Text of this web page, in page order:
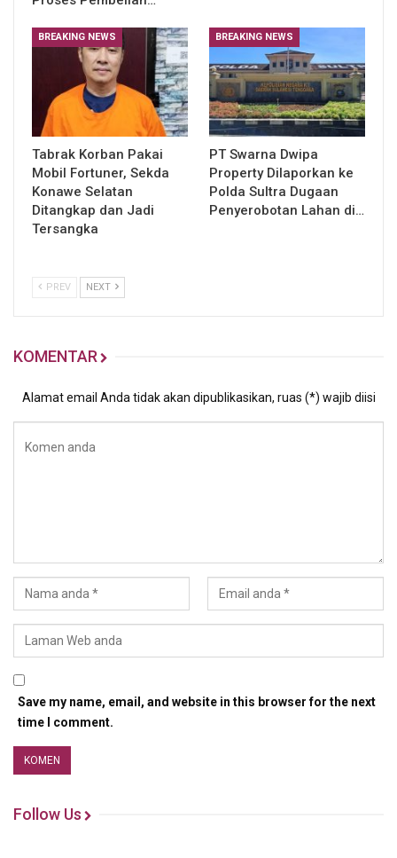
BREAKING NEWS
Tabrak Korban Pakai
Mobil Fortuner, Sekda
Konawe Selatan
Ditangkap dan Jadi
Tersangka
BREAKING NEWS
PT Swarna Dwipa
Property Dilaporkan ke
Polda Sultra Dugaan
Penyerobotan Lahan di…
PREV NEXT
KOMENTAR
Alamat email Anda tidak akan dipublikasikan, ruas (*) wajib diisi
Save my name, email, and website in this browser for the next
time I comment.
Follow Us